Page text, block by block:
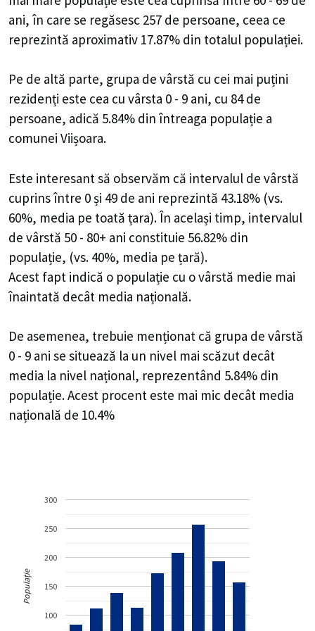
ani, în care se regăsesc 257 de persoane, ceea ce
reprezintă aproximativ 17.87% din totalul populației.
Pe de altă parte, grupa de vârstă cu cei mai puțini
rezidenți este cea cu vârsta 0 - 9 ani, cu 84 de
persoane, adică 5.84% din întreaga populație a
comunei Viișoara.
Este interesant să observăm că intervalul de vârstă
cuprins între 0 și 49 de ani reprezintă 43.18% (vs.
60%, media pe toată țara). În același timp, intervalul
de vârstă 50 - 80+ ani constituie 56.82% din
populație, (vs. 40%, media pe țară).
Acest fapt indică o populație cu o vârstă medie mai
înaintată decât media națională.
De asemenea, trebuie menționat că grupa de vârstă
0 - 9 ani se situează la un nivel mai scăzut decât
media la nivel național, reprezentând 5.84% din
populație. Acest procent este mai mic decât media
națională de 10.4%
100
150
200
250
300
Populație